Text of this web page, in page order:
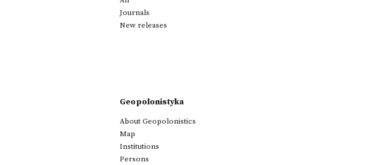
Journals
New releases
Geopolonistyka
About Geopolonistics
Map
Institutions
Persons